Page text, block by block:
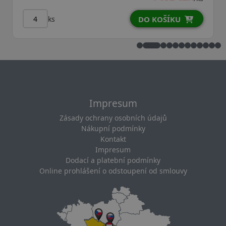
ks
Impresum
Zásady ochrany osobních údajů
Nákupní podmínky
Kontakt
Impresum
Dodací a platební podmínky
Online prohlášení o odstoupení od smlouvy